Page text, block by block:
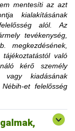
mentesíti az azt
kialakításának
alól. Az
tevékenység,
megkezdésének,
való
kérő személy
vagy kiadásának
et felelősség
a
A tevékenység
is el lehet
hogy a korlátozás
lánchoz tartozó
vagy tiltása, a
szerepel a